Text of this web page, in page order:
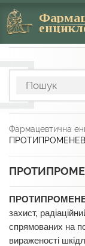
Фармацевтична
захист,
спрямованих на
вираженості